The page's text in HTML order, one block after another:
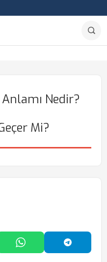
Nedir?
Mi?
Paylaş
WhatsApp'ta Paylaş